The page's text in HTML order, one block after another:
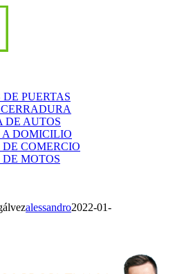
PUERTAS
DE AUTOS
A DOMICILIO
DE COMERCIO
DE MOTOS
alessandro2022-01-